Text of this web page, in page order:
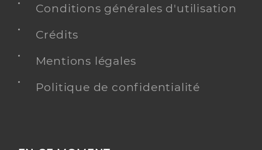
Conditions générales d'utilisation
Crédits
Mentions légales
Politique de confidentialité